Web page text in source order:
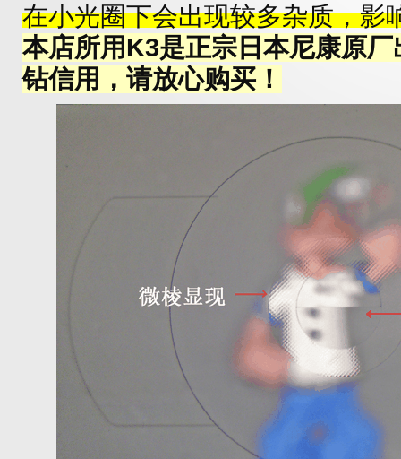
在小光圈下会出现较多杂质，影
本店所用K3是正宗日本尼康原
钻信用，请放心购买！